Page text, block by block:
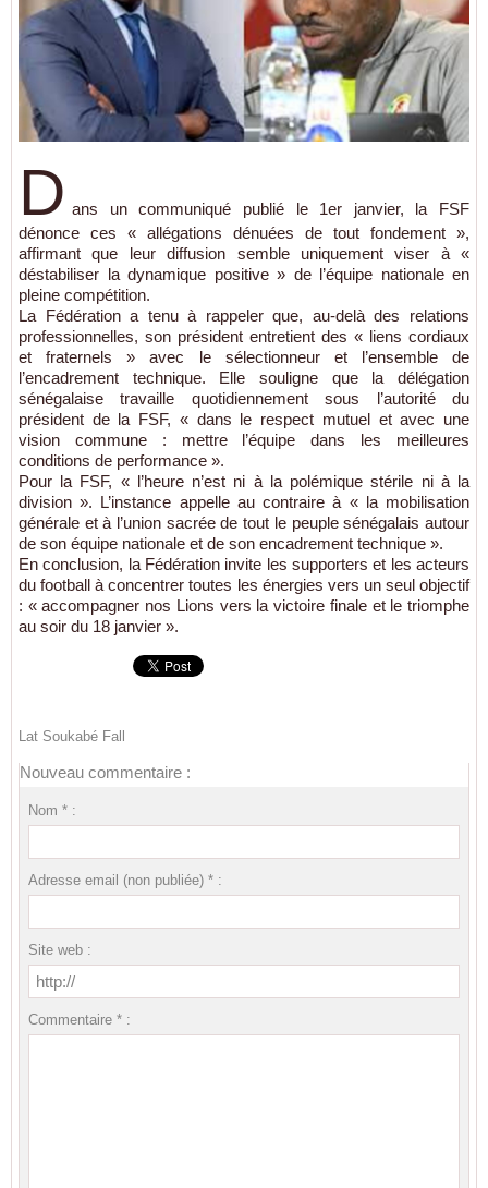
D ans un communiqué publié le 1er janvier, la FSF
dénonce ces « allégations dénuées de tout fondement »,
affirmant que leur diffusion semble uniquement viser à «
déstabiliser la dynamique positive » de l’équipe nationale en
pleine compétition.
La Fédération a tenu à rappeler que, au-delà des relations
professionnelles, son président entretient des « liens cordiaux
et fraternels » avec le sélectionneur et l’ensemble de
l’encadrement technique. Elle souligne que la délégation
sénégalaise travaille quotidiennement sous l’autorité du
président de la FSF, « dans le respect mutuel et avec une
vision commune : mettre l’équipe dans les meilleures
conditions de performance ».
Pour la FSF, « l’heure n’est ni à la polémique stérile ni à la
division ». L’instance appelle au contraire à « la mobilisation
générale et à l’union sacrée de tout le peuple sénégalais autour
de son équipe nationale et de son encadrement technique ».
En conclusion, la Fédération invite les supporters et les acteurs
du football à concentrer toutes les énergies vers un seul objectif
: « accompagner nos Lions vers la victoire finale et le triomphe
au soir du 18 janvier ».
Lat Soukabé Fall
Nouveau commentaire :
Nom * :
Adresse email (non publiée) * :
Site web :
Commentaire * :